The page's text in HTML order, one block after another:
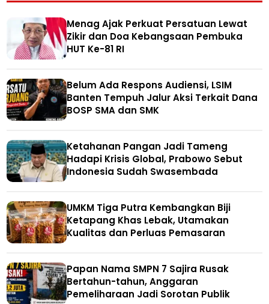
Menag Ajak Perkuat Persatuan Lewat
Zikir dan Doa Kebangsaan Pembuka
HUT Ke-81 RI
Belum Ada Respons Audiensi, LSIM
Banten Tempuh Jalur Aksi Terkait Dana
BOSP SMA dan SMK
Ketahanan Pangan Jadi Tameng
Hadapi Krisis Global, Prabowo Sebut
Indonesia Sudah Swasembada
UMKM Tiga Putra Kembangkan Biji
Ketapang Khas Lebak, Utamakan
Kualitas dan Perluas Pemasaran
Papan Nama SMPN 7 Sajira Rusak
Bertahun-tahun, Anggaran
Pemeliharaan Jadi Sorotan Publik